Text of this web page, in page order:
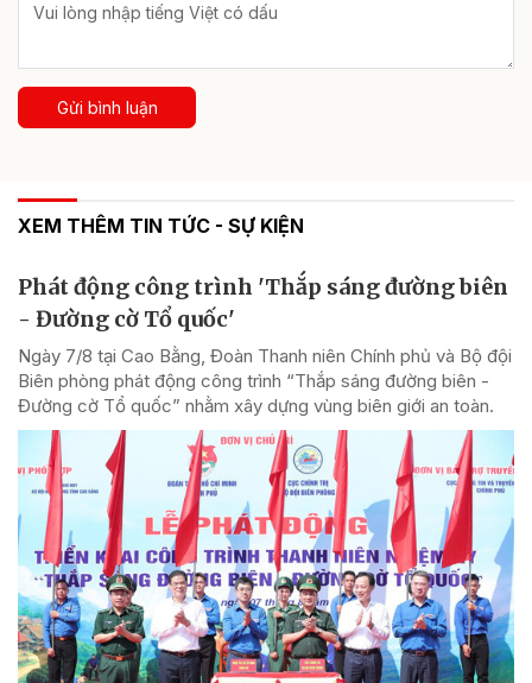
Gửi bình luận
XEM THÊM TIN TỨC - SỰ KIỆN
Phát động công trình 'Thắp sáng đường biên
- Đường cờ Tổ quốc'
Ngày 7/8 tại Cao Bằng, Đoàn Thanh niên Chính phủ và Bộ đội
Biên phòng phát động công trình “Thắp sáng đường biên -
Đường cờ Tổ quốc” nhằm xây dựng vùng biên giới an toàn.